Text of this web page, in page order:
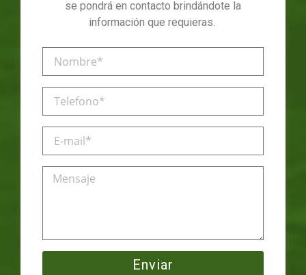
se pondrá en contacto brindándote la
información que requieras.
Enviar